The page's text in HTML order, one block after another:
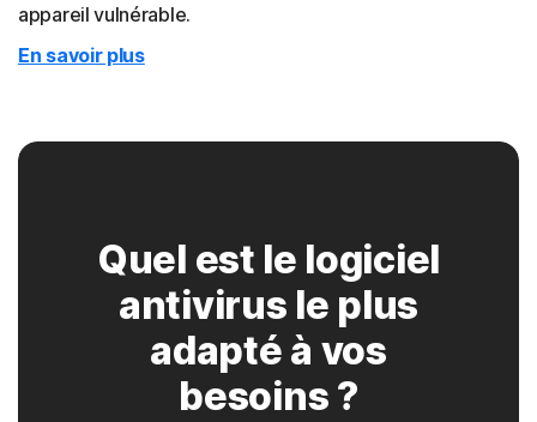
appareil vulnérable.
En savoir plus
Quel est le logiciel
antivirus le plus
adapté à vos
besoins ?